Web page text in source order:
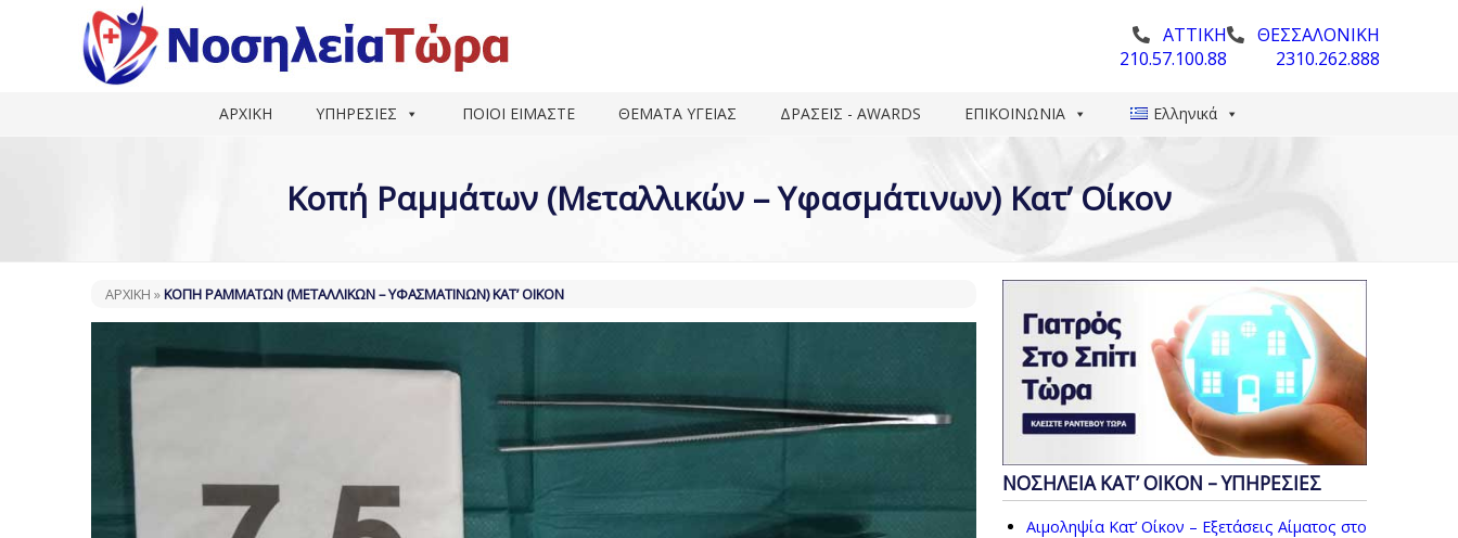
ΑΤΤΙΚΗ
210.57.100.88
ΘΕΣΣΑΛΟΝΙΚΗ
2310.262.888
ΑΡΧΙΚΗ ΥΠΗΡΕΣΙΕΣ ΠΟΙΟΙ ΕΙΜΑΣΤΕ ΘΕΜΑΤΑ ΥΓΕΙΑΣ ΔΡΑΣΕΙΣ - AWARDS ΕΠΙΚΟΙΝΩΝΙΑ Ελληνικά
Κοπή Ραμμάτων (Μεταλλικών – Υφασμάτινων) Κατ’ Οίκον
ΑΡΧΙΚΗ »ΚΟΠΉ ΡΑΜΜΆΤΩΝ (ΜΕΤΑΛΛΙΚΏΝ – ΥΦΑΣΜΆΤΙΝΩΝ) ΚΑΤ’ ΟΊΚΟΝ
ΝΟΣΗΛΕΙΑ ΚΑΤ’ ΟΙΚΟΝ – ΥΠΗΡΕΣΙΕΣ
Αιμοληψία Κατ’ Οίκον – Εξετάσεις Αίματος στο